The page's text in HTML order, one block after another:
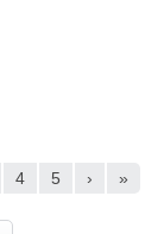
4 5 › »